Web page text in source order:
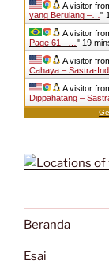
A visitor
yang Berulang –… "
A visitor
Page 61 –… " 19
A visitor
Cahaya – Sastra-
A visitor
Dippahatang –
Beranda
Esai